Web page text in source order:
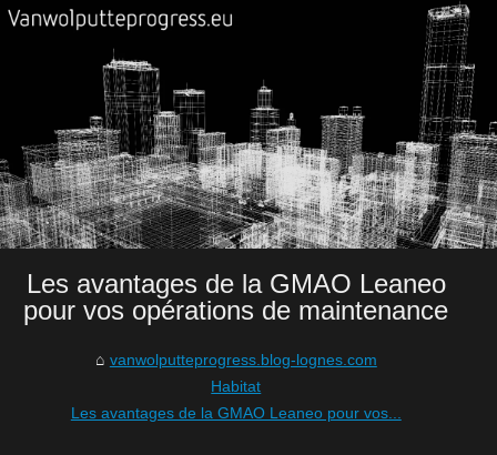
Les avantages de la GMAO Leaneo
pour vos opérations de maintenance
vanwolputteprogress.blog-lognes.com
Habitat
Les avantages de la GMAO Leaneo pour vos...